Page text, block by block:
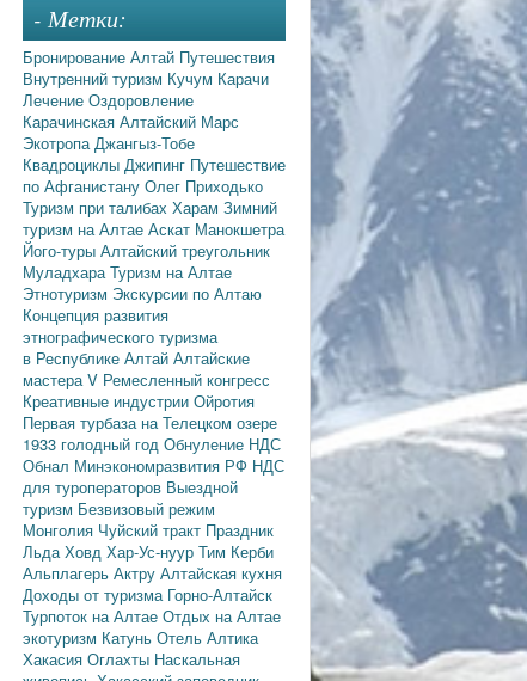
- Метки:
Бронирование Алтай Путешествия
Внутренний туризм Кучум Карачи
Лечение Оздоровление
Карачинская Алтайский Марс
ЭкотропаДжангыз-Тобе
Квадроциклы Джипинг Путешествие
по Афганистану Олег Приходько
Туризм при талибах Харам Зимний
туризм на Алтае Аскат Манокшетра
Його-туры Алтайский треугольник
МуладхараТуризм на Алтае
Этнотуризм Экскурсии по Алтаю
Концепция развития
этнографического туризма
в Республике Алтай Алтайские
мастераV Ремесленный конгресс
Креативные индустрии Ойротия
Первая турбаза на Телецком озере
1933 голодный год Обнуление НДС
Обнал Минэкономразвития РФ НДС
для туроператоров Выездной
туризм Безвизовый режим
Монголия Чуйский тракт Праздник
ЛьдаХовд Хар-Ус-нуур Тим Керби
Альплагерь Актру Алтайская кухня
Доходы от туризма Горно-Алтайск
Турпоток на Алтае Отдых на Алтае
экотуризм Катунь Отель Алтика
Хакасия Оглахты Наскальная